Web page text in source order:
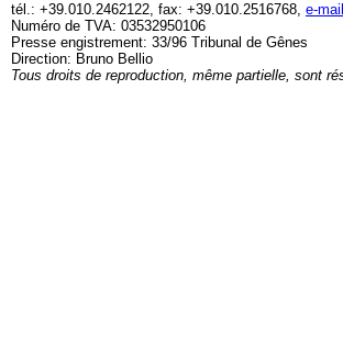
tél.: +39.010.2462122, fax: +39.010.2516768, e-mail
Numéro de TVA: 03532950106
Presse engistrement: 33/96 Tribunal de Gênes
Direction: Bruno Bellio
Tous droits de reproduction, même partielle, sont